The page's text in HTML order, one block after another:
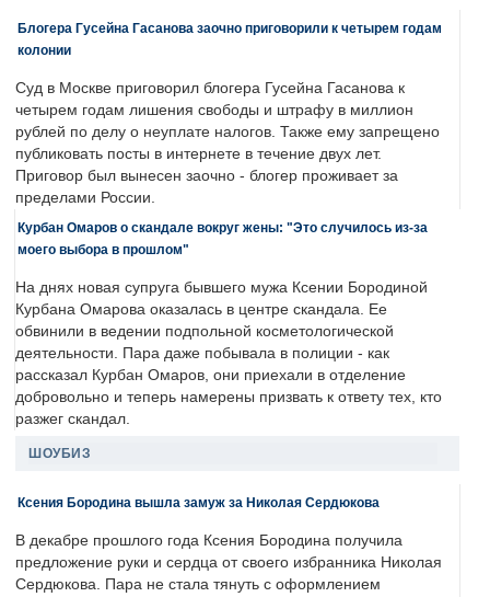
Блогера Гусейна Гасанова заочно приговорили к четырем годам
колонии
Суд в Москве приговорил блогера Гусейна Гасанова к
четырем годам лишения свободы и штрафу в миллион
рублей по делу о неуплате налогов. Также ему запрещено
публиковать посты в интернете в течение двух лет.
Приговор был вынесен заочно - блогер проживает за
пределами России.
Курбан Омаров о скандале вокруг жены: "Это случилось из-за
моего выбора в прошлом"
На днях новая супруга бывшего мужа Ксении Бородиной
Курбана Омарова оказалась в центре скандала. Ее
обвинили в ведении подпольной косметологической
деятельности. Пара даже побывала в полиции - как
рассказал Курбан Омаров, они приехали в отделение
добровольно и теперь намерены призвать к ответу тех, кто
разжег скандал.
ШОУБИЗ
Ксения Бородина вышла замуж за Николая Сердюкова
В декабре прошлого года Ксения Бородина получила
предложение руки и сердца от своего избранника Николая
Сердюкова. Пара не стала тянуть с оформлением